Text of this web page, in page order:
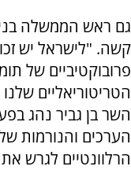
גם ראש הממשלה
קשה. "לישראל יש
פרובוקטיביים של
הטריטוריאליים
השר בן גביר נהג
הערכים והנורמות
הרלוונטיים לגרש